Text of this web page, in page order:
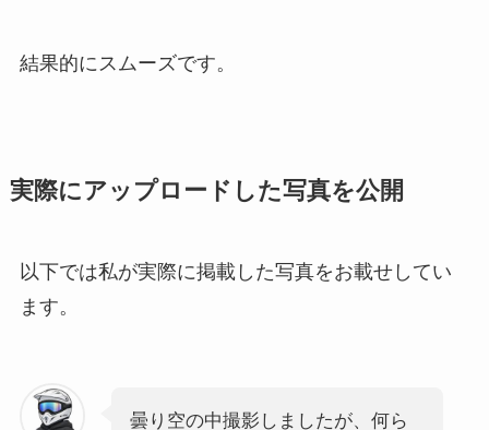
結果的にスムーズです。
実際にアップロードした写真を公開
以下では私が実際に掲載した写真をお載せしてい
ます。
曇り空の中撮影しましたが、何ら